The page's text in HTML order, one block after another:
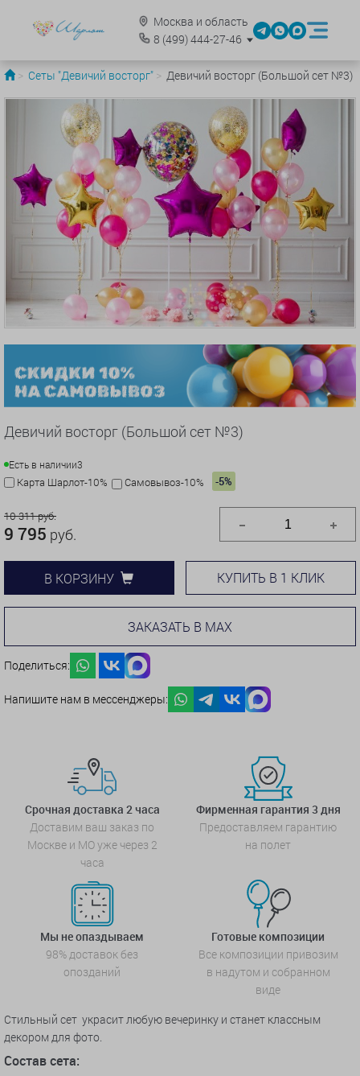
Москва и область
8 (499)444-27-46
Сеты "Девичий восторг" Девичий восторг (Большой сет №3)
Девичий восторг (Большой сет №3)
Есть в наличии3
Карта Шарлот-10% Самовывоз-10% -5%
10 311 руб.
9 795 руб.
В КОРЗИНУ КУПИТЬ В 1 КЛИК
ЗАКАЗАТЬ В MAX
Поделиться:
Напишите нам в мессенджеры:
Срочная доставка 2 часа
Доставим ваш заказ по
Москве и МО уже через 2
часа
Фирменная гарантия 3 дня
Предоставляем гарантию
на полет
Мы не опаздываем
98% доставок без
опозданий
Готовые композиции
Все композиции привозим
в надутом и собранном
виде
Стильный сет украсит любую вечеринку и станет классным
декором для фото.
Состав сета: